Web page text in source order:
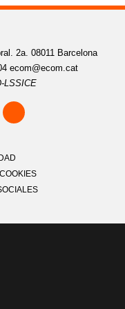
2a. 08011 Barcelona
ecom@ecom.cat
LSSICE